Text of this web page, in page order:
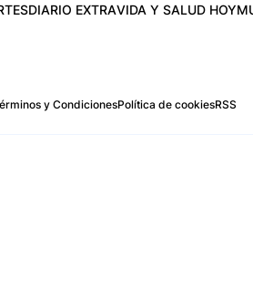
DIARIO EXTRAVIDA Y SALUD HOY
y CondicionesPolítica de cookiesRSS